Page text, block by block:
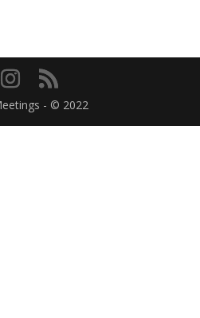
- © 2022